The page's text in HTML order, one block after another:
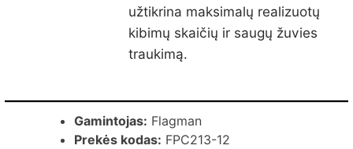
užtikrina maksimalų realizuotų
kibimų skaičių ir saugų žuvies
traukimą.
Gamintojas: Flagman
Prekės kodas: FPC213-12